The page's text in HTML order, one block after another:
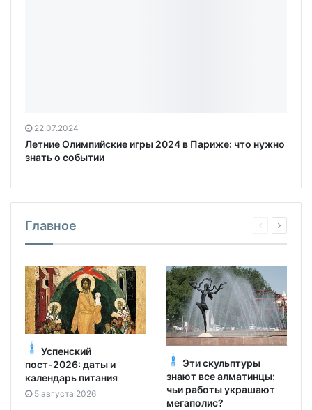
22.07.2024
Летние Олимпийские игры 2024 в Париже: что нужно
знать о событии
Главное
Успенский
пост-2026: даты и
календарь питания
5 августа 2026
Эти скульптуры
знают все алматинцы:
чьи работы украшают
мегаполис?